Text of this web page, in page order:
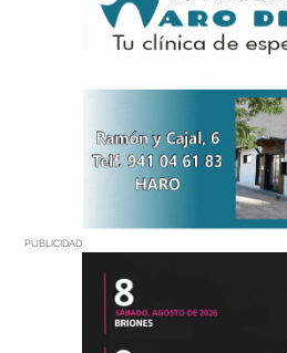
PUBLICIDAD